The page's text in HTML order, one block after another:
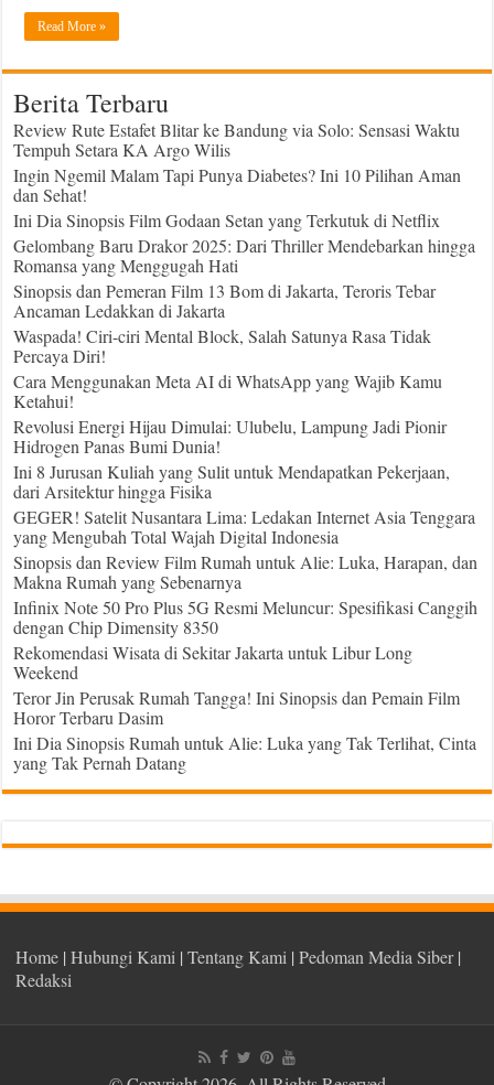
Read More »
Berita Terbaru
Review Rute Estafet Blitar ke Bandung via Solo: Sensasi Waktu
Tempuh Setara KA Argo Wilis
Ingin Ngemil Malam Tapi Punya Diabetes? Ini 10 Pilihan Aman
dan Sehat!
Ini Dia Sinopsis Film Godaan Setan yang Terkutuk di Netflix
Gelombang Baru Drakor 2025: Dari Thriller Mendebarkan hingga
Romansa yang Menggugah Hati
Sinopsis dan Pemeran Film 13 Bom di Jakarta, Teroris Tebar
Ancaman Ledakkan di Jakarta
Waspada! Ciri-ciri Mental Block, Salah Satunya Rasa Tidak
Percaya Diri!
Cara Menggunakan Meta AI di WhatsApp yang Wajib Kamu
Ketahui!
Revolusi Energi Hijau Dimulai: Ulubelu, Lampung Jadi Pionir
Hidrogen Panas Bumi Dunia!
Ini 8 Jurusan Kuliah yang Sulit untuk Mendapatkan Pekerjaan,
dari Arsitektur hingga Fisika
GEGER! Satelit Nusantara Lima: Ledakan Internet Asia Tenggara
yang Mengubah Total Wajah Digital Indonesia
Sinopsis dan Review Film Rumah untuk Alie: Luka, Harapan, dan
Makna Rumah yang Sebenarnya
Infinix Note 50 Pro Plus 5G Resmi Meluncur: Spesifikasi Canggih
dengan Chip Dimensity 8350
Rekomendasi Wisata di Sekitar Jakarta untuk Libur Long
Weekend
Teror Jin Perusak Rumah Tangga! Ini Sinopsis dan Pemain Film
Horor Terbaru Dasim
Ini Dia Sinopsis Rumah untuk Alie: Luka yang Tak Terlihat, Cinta
yang Tak Pernah Datang
Home |Hubungi Kami |Tentang Kami |Pedoman Media Siber|
Redaksi